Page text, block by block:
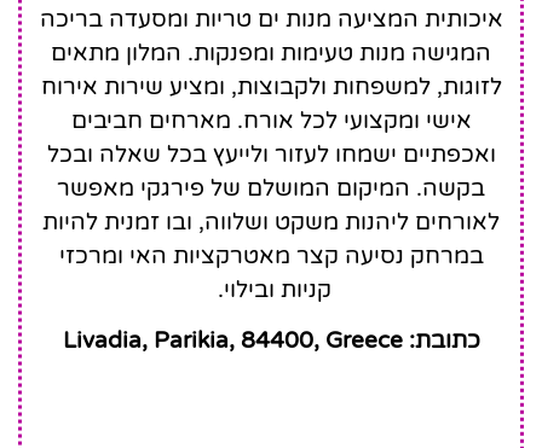
איכותית המציעה מנות ים טריות ומסעדה בריכה
המגישה מנות טעימות ומפנקות. המלון מתאים
לזוגות, למשפחות ולקבוצות, ומציע שירות אירוח
אישי ומקצועי לכל אורח. מארחים חביבים
ואכפתיים ישמחו לעזור ולייעץ בכל שאלה ובכל
בקשה. המיקום המושלם של פירגקי מאפשר
לאורחים ליהנות משקט ושלווה, ובו זמנית להיות
במרחק נסיעה קצר מאטרקציות האי ומרכזי
קניות ובילוי.
כתובת: Livadia, Parikia, 84400, Greece